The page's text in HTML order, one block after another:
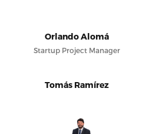
Orlando Alomá
Startup Project Manager
Tomás Ramírez